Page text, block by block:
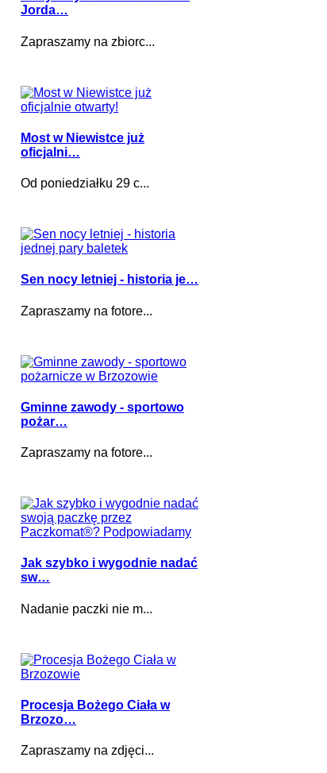
Jorda…
Zapraszamy na zbiorc...
Most w Niewistce już
oficjalni…
Od poniedziałku 29 c...
Sen nocy letniej - historia je…
Zapraszamy na fotore...
Gminne zawody - sportowo
pożar…
Zapraszamy na fotore...
Jak szybko i wygodnie nadać
sw…
Nadanie paczki nie m...
Procesja Bożego Ciała w
Brzozo…
Zapraszamy na zdjęci...